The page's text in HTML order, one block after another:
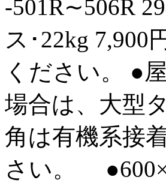
-501R∼506R
ス･22kg 7,900
ください。 ●
場合は、大型
角は有機系接
さい。